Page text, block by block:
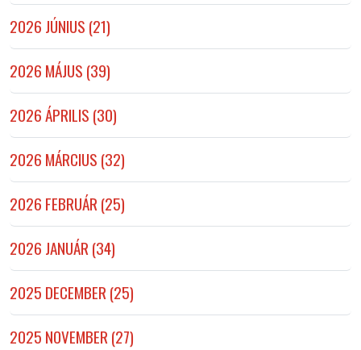
2026 JÚNIUS (21)
2026 MÁJUS (39)
2026 ÁPRILIS (30)
2026 MÁRCIUS (32)
2026 FEBRUÁR (25)
2026 JANUÁR (34)
2025 DECEMBER (25)
2025 NOVEMBER (27)